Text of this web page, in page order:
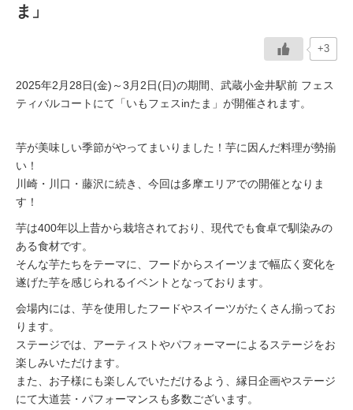
駅から
ま」
+3
2025年2月28日(金)～3月2日(日)の期間、武蔵小金井駅前 フェス
ティバルコートにて「いもフェスinたま」が開催されます。
芋が美味しい季節がやってまいりました！芋に因んだ料理が勢揃
い！
川崎・川口・藤沢に続き、今回は多摩エリアでの開催となりま
す！
芋は400年以上昔から栽培されており、現代でも食卓で馴染みの
ある食材です。
そんな芋たちをテーマに、フードからスイーツまで幅広く変化を
遂げた芋を感じられるイベントとなっております。
会場内には、芋を使用したフードやスイーツがたくさん揃ってお
ります。
ステージでは、アーティストやパフォーマーによるステージをお
楽しみいただけます。
また、お子様にも楽しんでいただけるよう、縁日企画やステージ
にて大道芸・パフォーマンスも多数ございます。